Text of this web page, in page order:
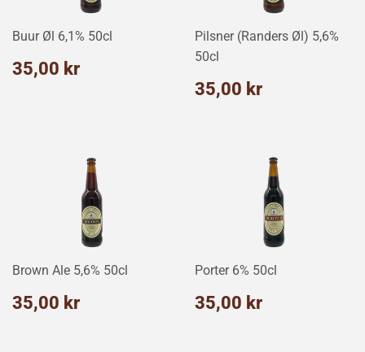
Buur Øl 6,1% 50cl
Normalpris
35,00 kr
Pilsner (Randers Øl) 5,6%
50cl
Normalpris
35,00 kr
Brown Ale 5,6% 50cl
Normalpris
35,00 kr
Porter 6% 50cl
Normalpris
35,00 kr